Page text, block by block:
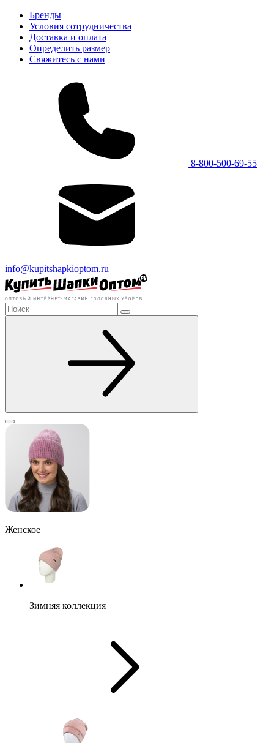
Бренды
Условия сотрудничества
Доставка и оплата
Определить размер
Свяжитесь с нами
8-800-500-69-55
info@kupitshapkioptom.ru
Женское
Зимняя коллекция